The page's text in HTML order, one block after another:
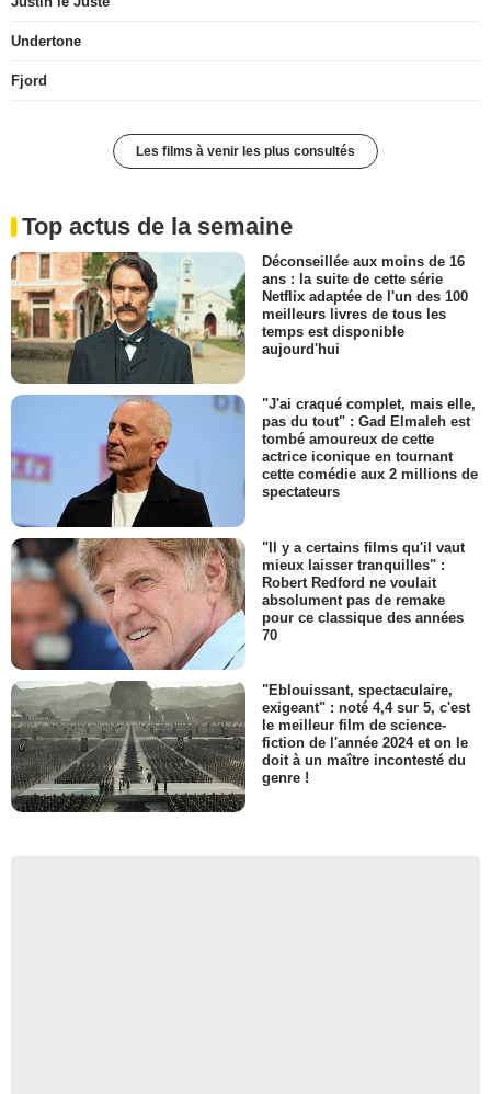
Undertone
Fjord
Les films à venir les plus consultés
Top actus de la semaine
Déconseillée aux moins de 16
ans : la suite de cette série
Netflix adaptée de l'un des 100
meilleurs livres de tous les
temps est disponible
aujourd'hui
"J'ai craqué complet, mais elle,
pas du tout" : Gad Elmaleh est
tombé amoureux de cette
actrice iconique en tournant
cette comédie aux 2 millions de
spectateurs
"Il y a certains films qu'il vaut
mieux laisser tranquilles" :
Robert Redford ne voulait
absolument pas de remake
pour ce classique des années
70
"Eblouissant, spectaculaire,
exigeant" : noté 4,4 sur 5, c'est
le meilleur film de science-
fiction de l'année 2024 et on le
doit à un maître incontesté du
genre !